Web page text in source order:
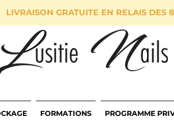
LIVRAISON GRATUITE EN RELAIS DES
FORMATIONS PROGRAMME